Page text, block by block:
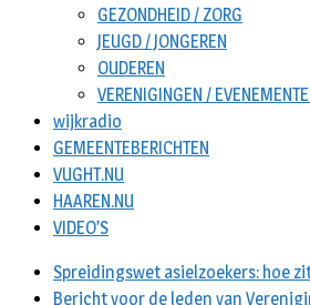
GEZONDHEID / ZORG
JEUGD / JONGEREN
OUDEREN
VERENIGINGEN /
wijkradio
GEMEENTEBERICHTEN
VUGHT.NU
HAAREN.NU
VIDEO’S
Spreidingswet asielzoekers: hoe
Bericht voor de leden van